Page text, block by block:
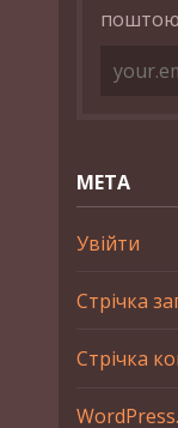
поштою
МЕТА
Увійти
Стрічка
Стрічка